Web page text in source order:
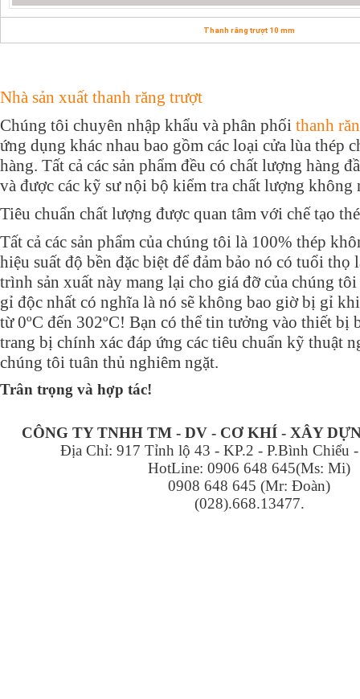
Thanh răng trượt 10 mm
Nhà sản xuất thanh răng trượt
Chúng tôi chuyên nhập khẩu và phân phối thanh
ứng dụng khác nhau bao gồm các loại cửa lùa thép
hàng. Tất cả các sản phẩm đều có chất lượng hàng
và được các kỹ sư nội bộ kiểm tra chất lượng không
Tiêu chuẩn chất lượng được quan tâm với chế tạo
Tất cả các sản phẩm của chúng tôi là 100% thép
hiệu suất độ bền đặc biệt để đảm bảo nó có tuổi thọ
trình sản xuất này mang lại cho giá đỡ của chúng
gỉ độc nhất có nghĩa là nó sẽ không bao giờ bị gỉ
từ 0ºC đến 302ºC! Bạn có thể tin tưởng vào thiết bị
trang bị chính xác đáp ứng các tiêu chuẩn kỹ thuật
chúng tôi tuân thủ nghiêm ngặt.
Trân trọng và hợp tác!
CÔNG TY TNHH TM - DV - CƠ KHÍ - XÂY
Địa Chỉ: 917 Tỉnh lộ 43 - KP.2 - P.Bình Chiểu
HotLine: 0906 648 645(Ms: Mi)
0908 648 645 (Mr: Đoàn)
(028).668.13477.